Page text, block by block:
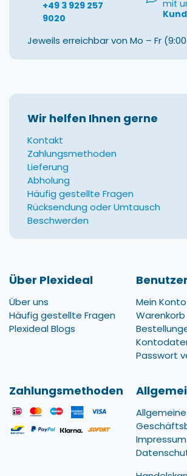
+49 3 929 257
9020
mit
Jeweils erreichbar von Mo – Fr (9:00
Wir helfen Ihnen gerne
Kontakt
Zahlungsmethoden
Lieferung
Abholung
Häufig gestellte Fragen
Rücksendung oder Umtausch
Beschwerden
Über Plexideal
Über uns
Häufig gestellte Fragen
Plexideal Blogs
Mein Konto
Warenkorb
Passwort
Zahlungsmethoden
Allgemeine
Impressum